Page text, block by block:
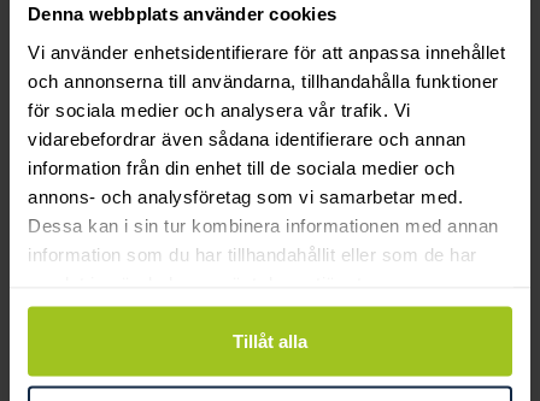
Denna webbplats använder cookies
Vi använder enhetsidentifierare för att anpassa innehållet
och annonserna till användarna, tillhandahålla funktioner
för sociala medier och analysera vår trafik. Vi
vidarebefordrar även sådana identifierare och annan
information från din enhet till de sociala medier och
annons- och analysföretag som vi samarbetar med.
Dessa kan i sin tur kombinera informationen med annan
information som du har tillhandahållit eller som de har
Tillåt alla
Eksjö
Fagersta
Farsta
Gävle
Halmstad
Halmstad Hallarna
Haninge
Helsingborg
Jönköping